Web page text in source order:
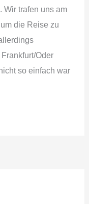
Wir trafen uns am
die Reise zu
Oder
so einfach war